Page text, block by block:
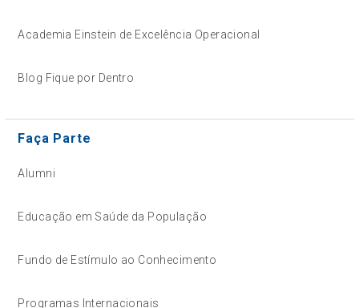
Academia Einstein de Excelência Operacional
Blog Fique por Dentro
Faça Parte
Alumni
Educação em Saúde da População
Fundo de Estímulo ao Conhecimento
Programas Internacionais